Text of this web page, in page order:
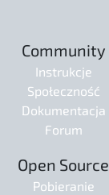
Community
Instrukcje
Społeczność
Dokumentacja
Forum
Open Source
Pobieranie